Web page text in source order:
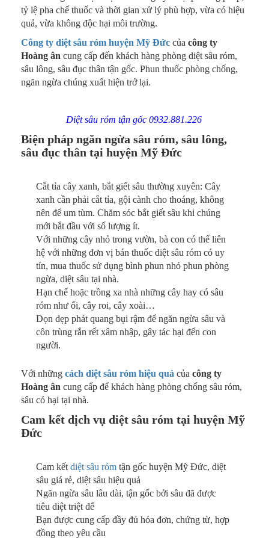
tỷ lệ pha chế thuốc và thời gian xử lý phù hợp, vừa có hiệu
quả, vừa không độc hại môi trường.
Công ty diệt sâu róm huyện Mỹ Đức của công ty
Hoàng ân cung cấp đến khách hàng phòng diệt sâu róm,
sâu lông, sâu đục thân tận gốc. Phun thuốc phòng chống,
ngăn ngừa chúng xuất hiện trở lại.
Diệt sâu róm tận gốc 0932.881.226
Biện pháp ngăn ngừa sâu róm, sâu lông,
sâu đục thân tại huyện Mỹ Đức
Cắt tỉa cây xanh, bắt giết sâu thường xuyên: Cây
xanh cần phải cắt tỉa, gội cành cho thoáng, không
nên để um tùm. Chăm sóc bắt giết sâu khi chúng
mới bắt đầu với số lượng ít.
Với những cây nhỏ trong vườn, bà con có thể liên
hệ với những đơn vị bán thuốc diệt sâu róm có uy
tín, mua thuốc sử dụng bình phun nhỏ phun phòng
ngừa, diệt sâu tại nhà.
Hạn chế hoặc trồng xa nhà những cây hay có sâu
róm như ổi, cây roi, cây xoài…
Dọn dẹp phát quang bụi rậm để ngăn ngừa sâu và
côn trùng rắn rết xâm nhập, gây tác hại đến con
người.
Với những cách diệt sâu róm hiệu quả của công ty
Hoàng ân cung cấp để khách hàng phòng chống sâu róm,
sâu có hại tại nhà.
Cam kết dịch vụ diệt sâu róm tại huyện Mỹ
Đức
Cam kết diệt sâu róm tận gốc huyện Mỹ Đức, diệt
sâu giá rẻ, diệt sâu hiệu quả
Ngăn ngừa sâu lâu dài, tận gốc bởi sâu đã được
tiêu diệt triệt để
Bạn được cung cấp đầy đủ hóa đơn, chứng từ, hợp
đồng theo yêu cầu